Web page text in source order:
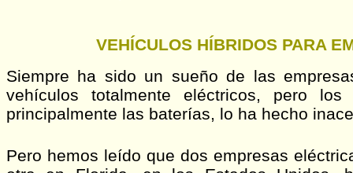
VEHÍCULOS HÍBRIDOS PARA
Siempre ha sido un sueño de las
vehículos totalmente eléctricos, pero
principalmente las baterías, lo ha hecho
Pero hemos leído que dos empresas